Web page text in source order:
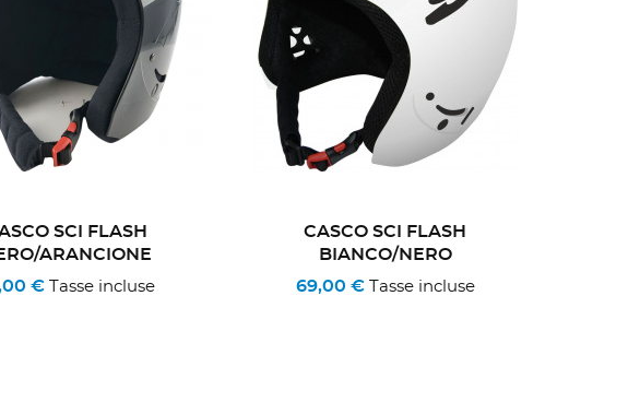
SCI FLASH
ARANCIONE
€ Tasse incluse
CASCO SCI FLASH
BIANCO/NERO
69,00 €Tasse incluse